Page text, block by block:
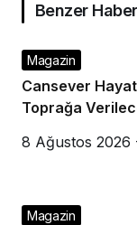
Benzer
Magazin
Cansever
Toprağa
8 Ağustos 2026
Magazin